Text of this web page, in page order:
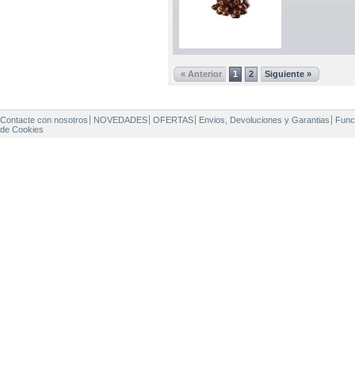
« Anterior 1 2 Siguiente »
Contacte con nosotros NOVEDADES OFERTAS Envios, Devoluciones y Garantias
de Cookies